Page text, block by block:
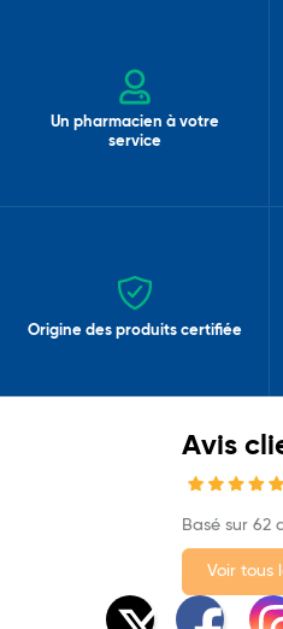
Un pharmacien à votre
service
Origine des produits certifiée
Avis
Basé sur 62
Voir tous